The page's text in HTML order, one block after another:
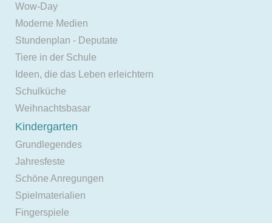
Wow-Day
Moderne Medien
Stundenplan - Deputate
Tiere in der Schule
Ideen, die das Leben erleichtern
Schulküche
Weihnachtsbasar
Kindergarten
Grundlegendes
Jahresfeste
Schöne Anregungen
Spielmaterialien
Fingerspiele